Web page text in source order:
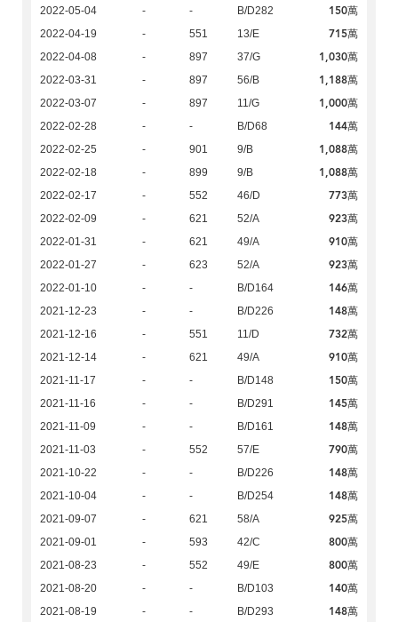
2022-05-04 - - B/D282 150萬
2022-04-19 - 551 13/E 715萬
2022-04-08 - 897 37/G 1,030萬
2022-03-31 - 897 56/B 1,188萬
2022-03-07 - 897 11/G 1,000萬
2022-02-28 - - B/D68 144萬
2022-02-25 - 901 9/B 1,088萬
2022-02-18 - 899 9/B 1,088萬
2022-02-17 - 552 46/D 773萬
2022-02-09 - 621 52/A 923萬
2022-01-31 - 621 49/A 910萬
2022-01-27 - 623 52/A 923萬
2022-01-10 - - B/D164 146萬
2021-12-23 - - B/D226 148萬
2021-12-16 - 551 11/D 732萬
2021-12-14 - 621 49/A 910萬
2021-11-17 - - B/D148 150萬
2021-11-16 - - B/D291 145萬
2021-11-09 - - B/D161 148萬
2021-11-03 - 552 57/E 790萬
2021-10-22 - - B/D226 148萬
2021-10-04 - - B/D254 148萬
2021-09-07 - 621 58/A 925萬
2021-09-01 - 593 42/C 800萬
2021-08-23 - 552 49/E 800萬
2021-08-20 - - B/D103 140萬
2021-08-19 - - B/D293 148萬